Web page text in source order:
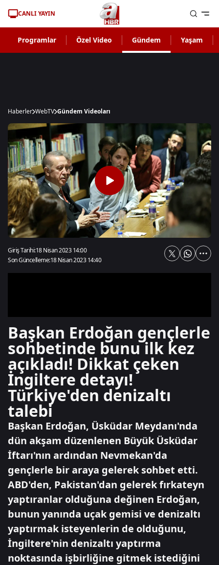
CANLI YAYIN
Programlar Özel Video Gündem Yaşam
Haberler WebTV Gündem Videoları
Giriş Tarihi:18 Nisan 2023 14:00
Son Güncelleme:18 Nisan 2023 14:40
Başkan Erdoğan gençlerle
sohbetinde bunu ilk kez
açıkladı! Dikkat çeken
İngiltere detayı!
Türkiye'den denizaltı
talebi
Başkan Erdoğan, Üsküdar Meydanı'nda
dün akşam düzenlenen Büyük Üsküdar
İftarı'nın ardından Nevmekan'da
gençlerle bir araya gelerek sohbet etti.
ABD'den, Pakistan'dan gelerek fırkateyn
yaptıranlar olduğuna değinen Erdoğan,
bunun yanında uçak gemisi ve denizaltı
yaptırmak isteyenlerin de olduğunu,
İngiltere'nin denizaltı yaptırma
noktasında işbirliğine gitmek istediğini